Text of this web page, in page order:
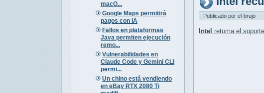
macO...
Google Maps permitirá
pagos con IA
Fallos en plataformas
Java permiten ejecución
remo...
Vulnerabilidades en
Claude Code y Gemini CLI
permi...
Un chino está vendiendo
en eBay RTX 2080 Ti
| Publicado por el-brujo
Intel retoma el